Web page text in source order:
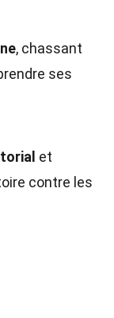
, chassant
ses
et
contre les